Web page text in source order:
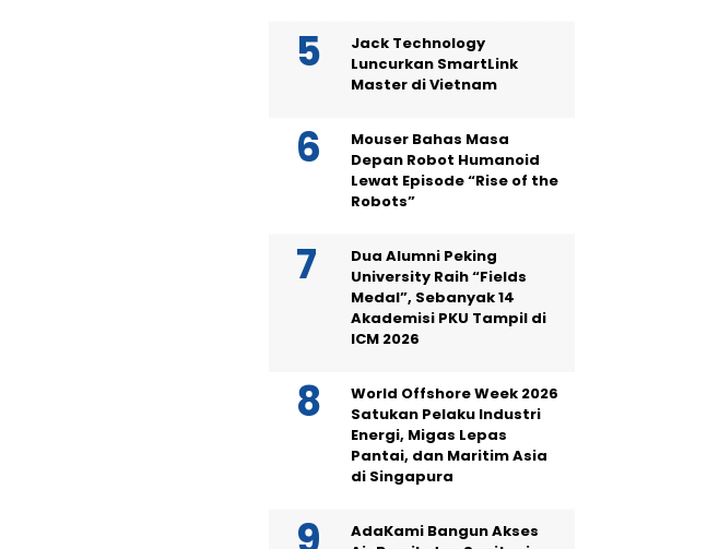
Jack Technology
Luncurkan SmartLink
Master di Vietnam
Mouser Bahas Masa
Depan Robot Humanoid
Lewat Episode “Rise of the
Robots”
Dua Alumni Peking
University Raih “Fields
Medal”, Sebanyak 14
Akademisi PKU Tampil di
ICM 2026
World Offshore Week 2026
Satukan Pelaku Industri
Energi, Migas Lepas
Pantai, dan Maritim Asia
di Singapura
AdaKami Bangun Akses